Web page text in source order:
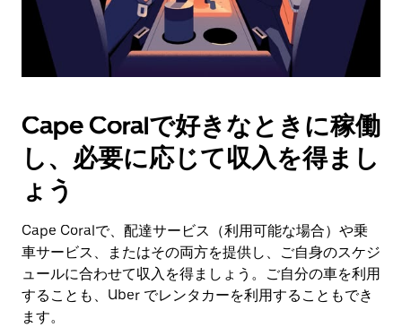
す。
ン
で
カ
ン
ー
を
閉
じ
ま
す。
Cape Coralで好きなときに稼働
し、必要に応じて収入を得まし
ょう
Cape Coralで、配達サービス（利用可能な場合）や乗
車サービス、またはその両方を提供し、ご自身のスケジ
ュールに合わせて収入を得ましょう。ご自分の車を利用
することも、Uber でレンタカーを利用することもでき
ます。